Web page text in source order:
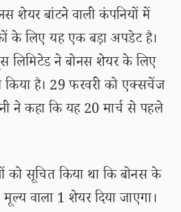
शेयर बांटने वाली कंपनियों में
के लिए यह एक बड़ा अपडेट है।
लिमिटेड ने बोनस शेयर के लिए
किया है। 29 फरवरी को एक्सचेंज
ने कहा कि यह 20 मार्च से पहले
सूचित किया था कि बोनस के
वाला 1 शेयर दिया जाएगा।